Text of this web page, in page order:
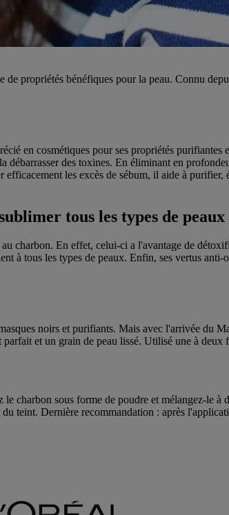
de propriétés bénéfiques pour la peau. Connu
en cosmétiques pour ses propriétés
débarrasser des toxines. En éliminant en
les excès de sébum, il aide à
tous les types de peaux
charbon. En effet, celui-ci a l'avantage de
à tous les types de peaux. Enfin, ses vertus
noirs et purifiants. Mais avec l'arrivée du
et un grain de peau lissé. Utilisé une à
charbon sous forme de poudre et mélangez-le
teint. Dernière recommandation : après